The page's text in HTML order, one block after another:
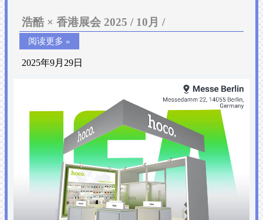
浩酷 × 香港展会 2025 / 10月 /
阅读更多 »
2025年9月29日